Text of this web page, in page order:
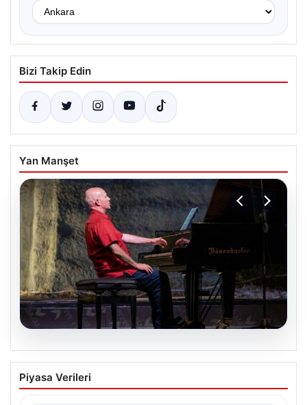
Bizi Takip Edin
Yan Manşet
07.08.2026
23. Uluslararası Gümüşlük Müzik
Festivali’nde İngiliz Piyanist Charles
Piyasa Verileri